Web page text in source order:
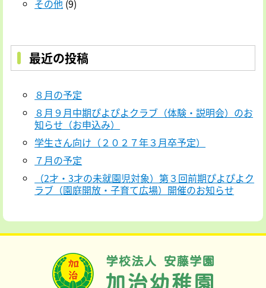
その他 (9)
最近の投稿
８月の予定
８月９月中期ぴよぴよクラブ（体験・説明会）のお
知らせ（お申込み）
学生さん向け（２０２７年３月卒予定）
７月の予定
（2才・3才の未就園児対象）第３回前期ぴよぴよク
ラブ（園庭開放・子育て広場）開催のお知らせ